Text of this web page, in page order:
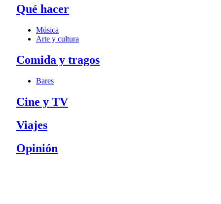
Qué hacer
Música
Arte y cultura
Comida y tragos
Bares
Cine y TV
Viajes
Opinión